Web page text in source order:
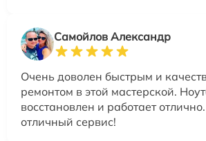
Самойлов Александр
Очень доволен быстрым и
ремонтом в этой мастерской.
восстановлен и работает
отличный сервис!